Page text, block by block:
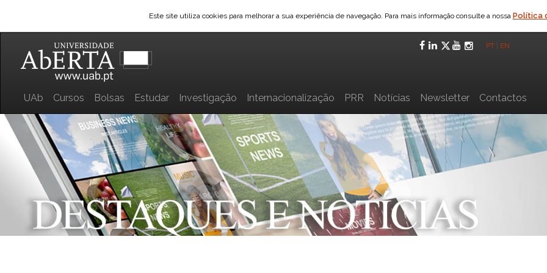
Este site utiliza cookies para melhorar a sua experiência de navegação. Para mais informação consulte a nossa Política
Facebook
LinkedIn
Twitter
YouTube
PT EN
UAb Cursos Bolsas Estudar Investigação Internacionalização PRR Notícias Newsletter Contactos